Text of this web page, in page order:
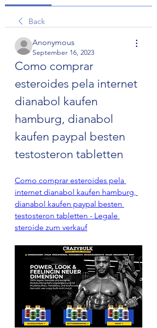
Back
Anonymous
September 16, 2023
Como comprar
esteroides pela internet
dianabol kaufen
hamburg, dianabol
kaufen paypal besten
testosteron tabletten
Como comprar esteroides pela
internet dianabol kaufen hamburg,
dianabol kaufen paypal besten
testosteron tabletten - Legale
steroide zum verkauf